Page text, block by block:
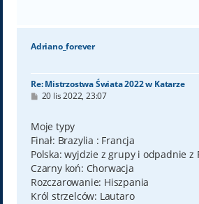
Adriano_forever
Re: Mistrzostwa Świata 2022 w Katarze
P
t
20 lis 2022, 23:07
Moje typy
Finał: Brazylia : Francja
Polska: wyjdzie z grupy i odpadnie z
Czarny koń: Chorwacja
Rozczarowanie: Hiszpania
Król strzelców: Lautaro